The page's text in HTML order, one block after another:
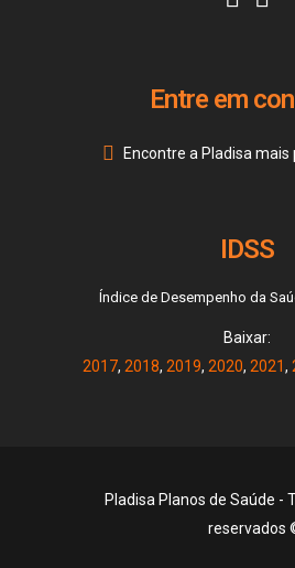
Entre em
Encontre a Pladisa mais
IDSS
Índice de Desempenho da
Baixar:
2017, 2018, 2019, 2020, 2021,
Pladisa Planos de Saúde -
reservados